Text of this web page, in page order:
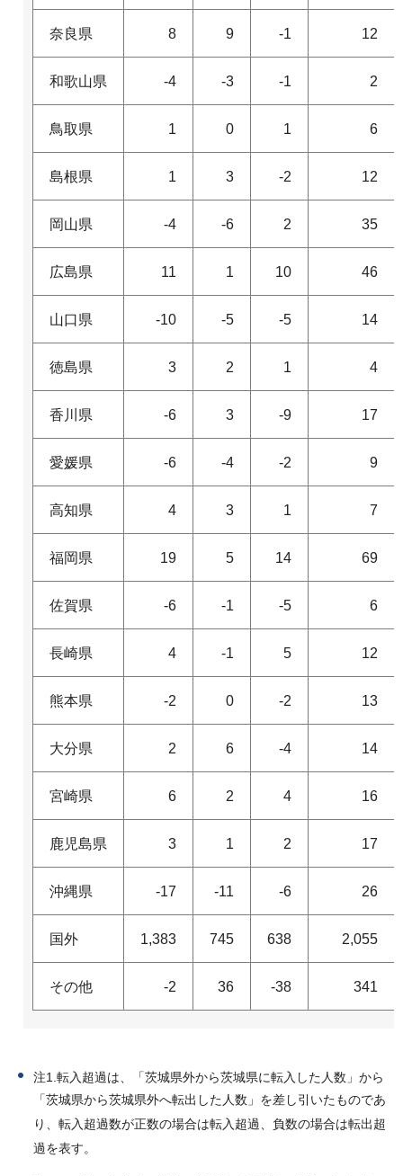
奈良県 8 9 -1 12
和歌山県 -4 -3 -1 2
鳥取県 1 0 1 6
島根県 1 3 -2 12
岡山県 -4 -6 2 35
広島県 11 1 10 46
山口県 -10 -5 -5 14
徳島県 3 2 1 4
香川県 -6 3 -9 17
愛媛県 -6 -4 -2 9
高知県 4 3 1 7
福岡県 19 5 14 69
佐賀県 -6 -1 -5 6
長崎県 4 -1 5 12
熊本県 -2 0 -2 13
大分県 2 6 -4 14
宮崎県 6 2 4 16
鹿児島県 3 1 2 17
沖縄県 -17 -11 -6 26
国外 1,383 745 638 2,055
その他 -2 36 -38 341
注1.転入超過は、「茨城県外から茨城県に転入した人数」から
「茨城県から茨城県外へ転出した人数」を差し引いたものであ
り、転入超過数が正数の場合は転入超過、負数の場合は転出超
過を表す。